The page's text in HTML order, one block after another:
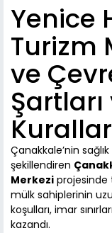
Yenice
Turizm
ve
Şartları
Çanakkale’nin
şekillendiren
Merkezi projesinde
mülk sahiplerinin
koşulları, imar
kazandı.